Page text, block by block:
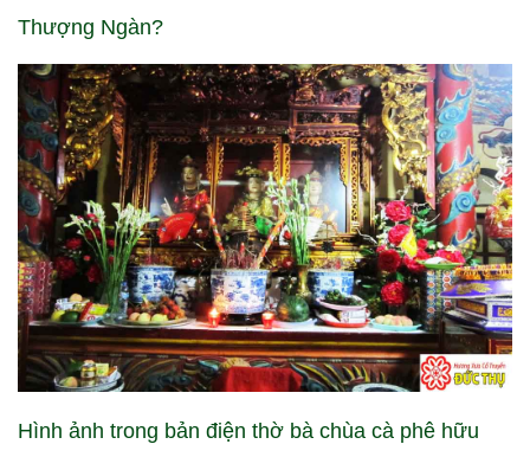
Thượng Ngàn?
Hình ảnh trong bản điện thờ bà chùa cà phê hữu